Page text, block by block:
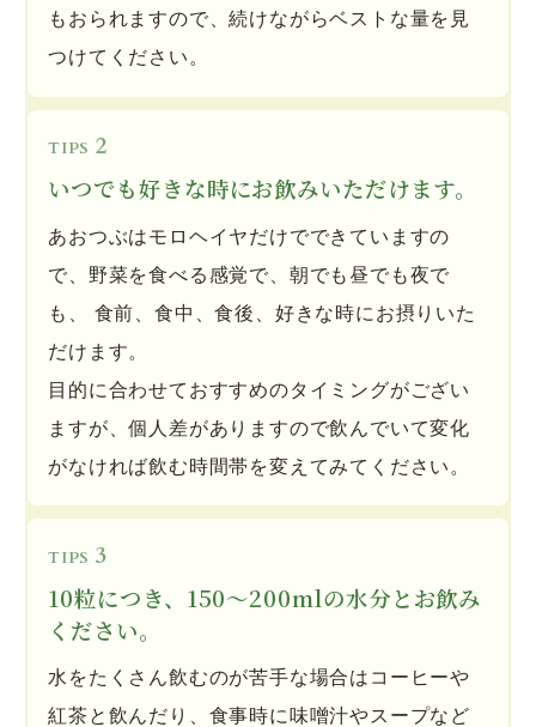
もおられますので、続けながらベストな量を見
つけてください。
TIPS 2
いつでも好きな時にお飲みいただけます。
あおつぶはモロヘイヤだけでできていますの
で、野菜を食べる感覚で、朝でも昼でも夜で
も、 食前、食中、食後、好きな時にお摂りいた
だけます。
目的に合わせておすすめのタイミングがござい
ますが、個人差がありますので飲んでいて変化
がなければ飲む時間帯を変えてみてください。
TIPS 3
10粒につき、150～200mlの水分とお飲み
ください。
水をたくさん飲むのが苦手な場合はコーヒーや
紅茶と飲んだり、食事時に味噌汁やスープなど